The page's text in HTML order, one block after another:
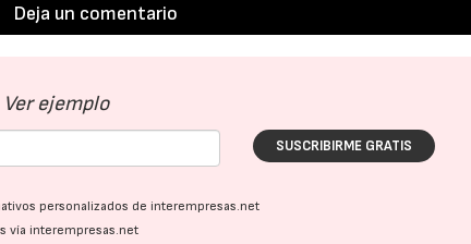
Deja un comentario
Ver ejemplo
SUSCRIBIRME GRATIS
personalizados de interempresas.net
vía interempresas.net